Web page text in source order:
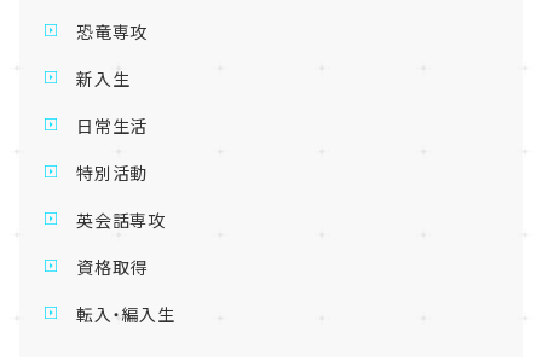
恐竜専攻
新入生
日常生活
特別活動
英会話専攻
資格取得
転入・編入生